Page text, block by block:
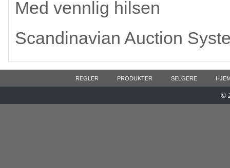
Med vennlig hilsen
Scandinavian Auction
REGLER PRODUKTER SELGERE
©